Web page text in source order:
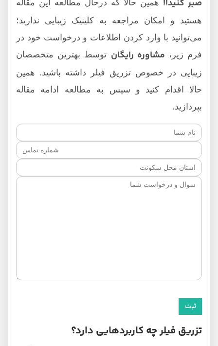
صبر کنید!!همین حالا که درحال مطالعه این مقاله
هستید و امکان مراجعه به کلینیک زیبایی ندارید؛
می‌توانید با وارد کردن اطلاعات و درخواست خود در
فرم زیر، مشاوره رایگانتوسط بهترین متخصصان
زیبایی در خصوص تزریق فیلر داشته باشید. همین
حالا اقدام کنید و سپس به مطالعه ادامه مقاله
بپردازید.
تزریق فیلر چه کاربردهایی دارد؟